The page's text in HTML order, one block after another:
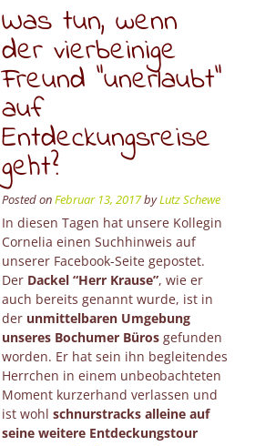
Was tun, wenn
der vierbeinige
Freund “unerlaubt”
auf
Entdeckungsreise
geht?
Posted onFebruar 13, 2017byLutz Schewe
In diesen Tagen hat unsere Kollegin
Cornelia einen Suchhinweis auf
unserer Facebook-Seite gepostet.
Der Dackel “Herr Krause”, wie er
auch bereits genannt wurde, ist in
der unmittelbaren Umgebung
unseres Bochumer Bürosgefunden
worden. Er hat sein ihn begleitendes
Herrchen in einem unbeobachteten
Moment kurzerhand verlassen und
ist wohl schnurstracks alleine auf
seine weitere Entdeckungstour